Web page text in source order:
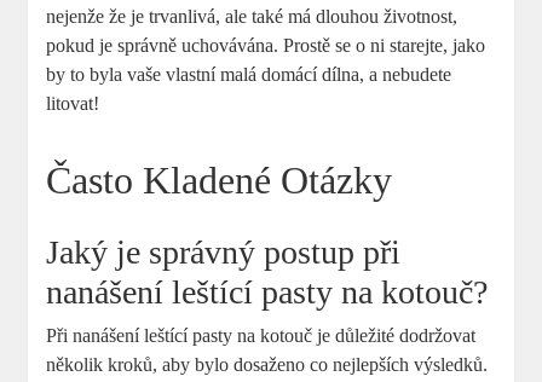
nejenže že je trvanlivá, ale také má dlouhou životnost,
pokud je správně uchovávána. Prostě se o ni starejte, jako
by to byla vaše vlastní malá domácí dílna, a nebudete
litovat!
Často Kladené Otázky
Jaký je správný postup při
nanášení leštící pasty na kotouč?
Při nanášení leštící pasty na kotouč je důležité dodržovat
několik kroků, aby bylo dosaženo co nejlepších výsledků.